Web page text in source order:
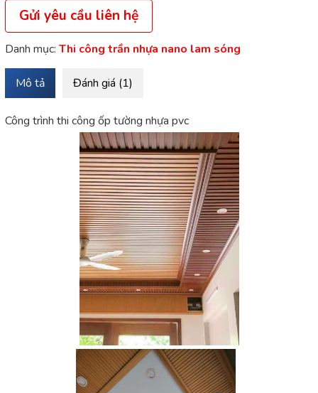
Gửi yêu cầu liên hệ
Danh mục: Thi công trần nhựa nano lam sóng
Mô tả Đánh giá (1)
Công trình thi công ốp tường nhựa pvc